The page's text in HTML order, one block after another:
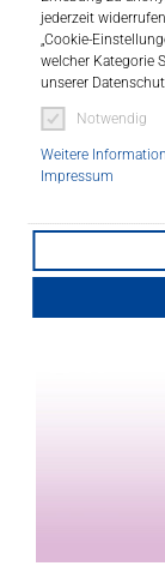
jederzeit
„Cookie-
welcher Kategorie
unserer
Notwendig
Weitere
Impressum
Aktuelles
Kontakt
LITHOFINDER
Download
Artikelnummer